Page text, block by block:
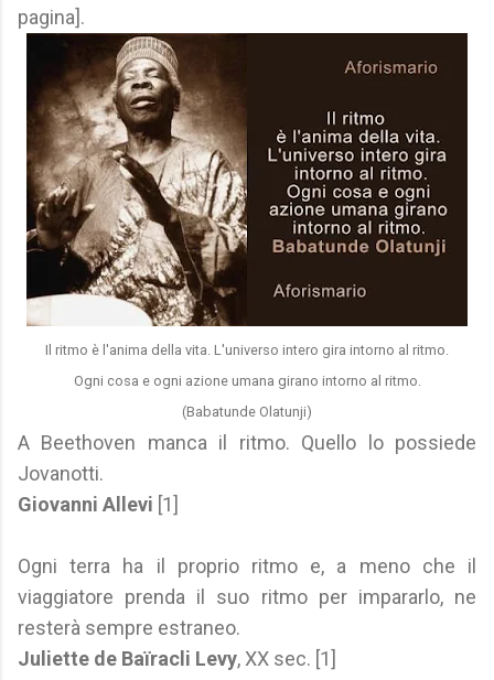
pagina].
Il ritmo è l'anima della vita. L'universo intero gira intorno al ritmo.
Ogni cosa e ogni azione umana girano intorno al ritmo.
(Babatunde Olatunji)
A Beethoven manca il ritmo. Quello lo possiede
Jovanotti.
Giovanni Allevi [1]
Ogni terra ha il proprio ritmo e, a meno che il
viaggiatore prenda il suo ritmo per impararlo, ne
resterà sempre estraneo.
Juliette de Baïracli Levy, XX sec. [1]